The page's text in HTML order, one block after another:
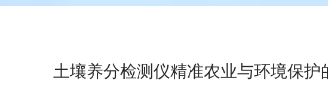
土壤养分检测仪精准农业与环境保护